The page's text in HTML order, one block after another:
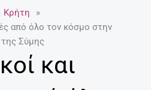
-
f
p
Κρήτη
»
από όλο τον κόσμο στην
της Σύμης
και